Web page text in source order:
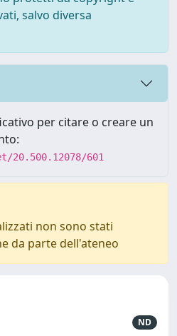
salvo diversa
per citare o creare un
601
non sono stati
da parte dell'ateneo
ND